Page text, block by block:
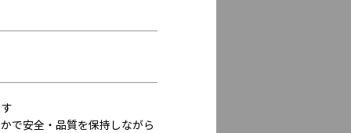
で安全・品質を保持しながら